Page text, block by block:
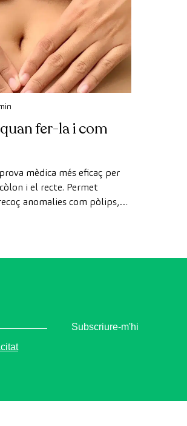
fer-la i com
mèdica més eficaç per
i el recte. Permet
anomalies com pòlips,
Subscriure-m'hi